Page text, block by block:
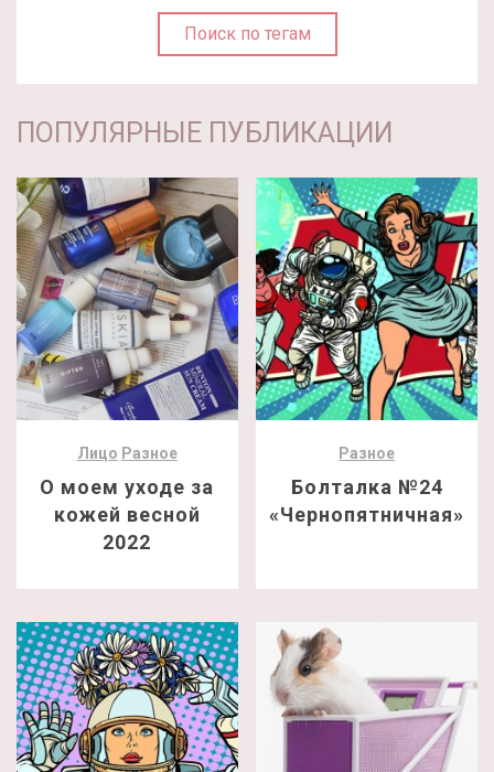
Поиск по тегам
ПОПУЛЯРНЫЕ ПУБЛИКАЦИИ
Лицо Разное
О моем уходе за
кожей весной
2022
Разное
Болталка №24
«Чернопятничная»